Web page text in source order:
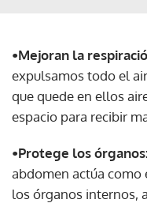
•Mejoran la
expulsamos todo el
que quede en ellos
espacio para recibir
•Protege los órganos:
abdomen actúa como
los órganos internos,